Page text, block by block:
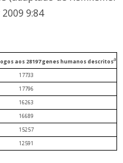
9:84
aos 28197 genes humanos descritosa
17733
17796
16263
16689
15257
12591